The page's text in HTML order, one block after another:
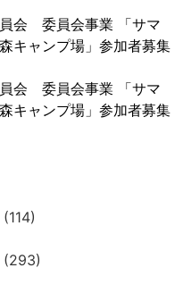
会 委員会事業 「サマ
キャンプ場」参加者募集
会 委員会事業 「サマ
キャンプ場」参加者募集
(114)
(293)